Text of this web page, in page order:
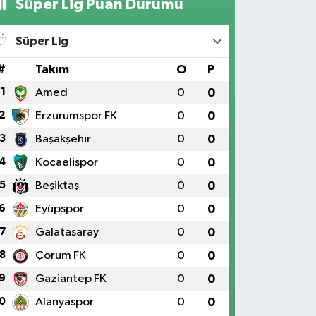
Süper Lig Puan Durumu
Süper Lig
Takım O P
1 Amed 0 0
Erzurumspor FK 0 0
3 Başakşehir 0 0
Kocaelispor 0 0
5 Beşiktaş 0 0
Eyüpspor 0 0
7 Galatasaray 0 0
8 Çorum FK 0 0
Gaziantep FK 0 0
Alanyaspor 0 0